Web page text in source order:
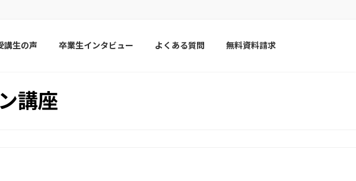
講生の声 卒業生インタビュー よくある質問 無料資料請求
講座